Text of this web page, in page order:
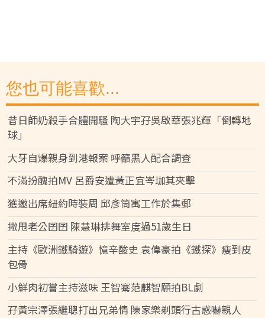
您也可能喜歡...
昔日師奶殺手合體開騷 陶大宇孖吳啟華張兆輝「倒轉地
球」
大牙自爆親身到港報案 呼籲黑人配合調查
不滿扮醜拍MV 呂爵安遭黃正宜岑珈其夾擊
獲邀出席紐約時裝周 邱彥筒寓工作於集郵
撇甩老公囝囝 陳慧琳排舞室度過51歲生日
主持《歐洲鐵騎遊》憶辛酸史 袁偉豪拍《鐵探》瘦到皮
包骨
小鮮肉初嘗主持滋味 王智騫范麒智願拍BL劇
孖黃宗澤張繼聰打出兄弟情 陳家樂剃頭行古惑嚇親人